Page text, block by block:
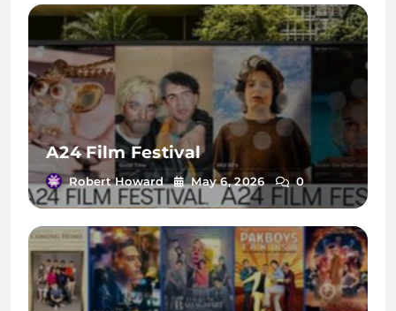
A24 Film Festival
Robert Howard May 6, 2026 0